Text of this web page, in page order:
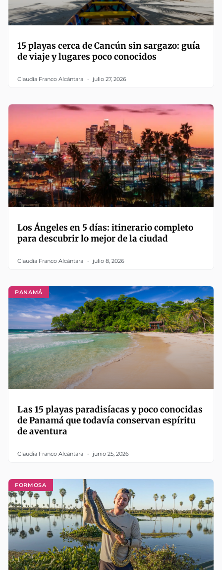
15 playas cerca de Cancún sin sargazo: guía
de viaje y lugares poco conocidos
Claudia Franco Alcántara julio 27, 2026
Los Ángeles en 5 días: itinerario completo
para descubrir lo mejor de la ciudad
Claudia Franco Alcántara julio 8, 2026
PANAMÁ
Las 15 playas paradisíacas y poco conocidas
de Panamá que todavía conservan espíritu
de aventura
Claudia Franco Alcántara junio 25, 2026
FORMOSA